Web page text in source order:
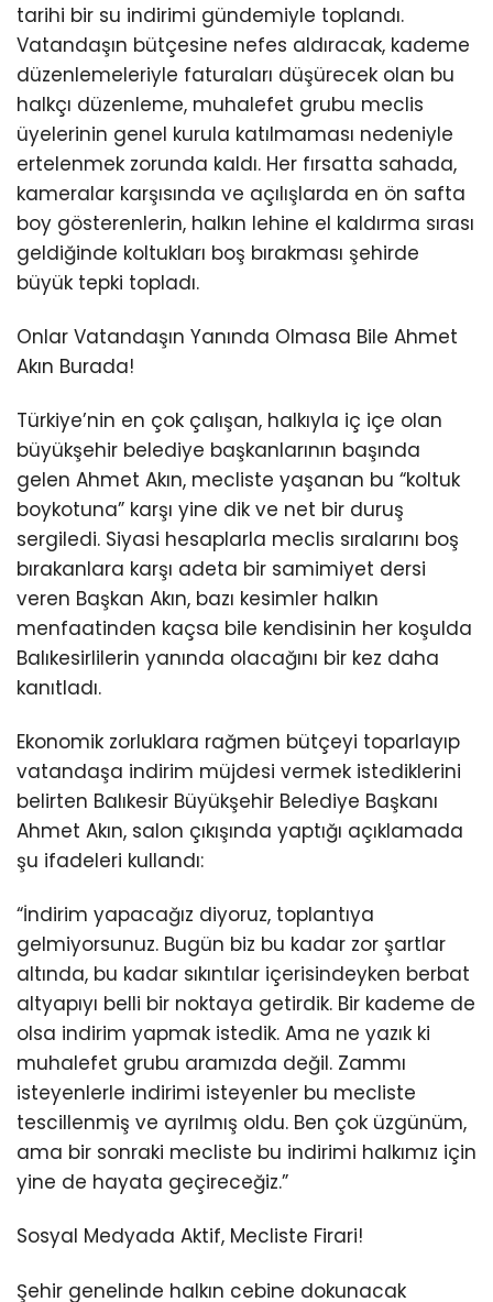
tarihi bir su indirimi gündemiyle toplandı.
Vatandaşın bütçesine nefes aldıracak, kademe
düzenlemeleriyle faturaları düşürecek olan bu
halkçı düzenleme, muhalefet grubu meclis
üyelerinin genel kurula katılmaması nedeniyle
ertelenmek zorunda kaldı. Her fırsatta sahada,
kameralar karşısında ve açılışlarda en ön safta
boy gösterenlerin, halkın lehine el kaldırma sırası
geldiğinde koltukları boş bırakması şehirde
büyük tepki topladı.
Onlar Vatandaşın Yanında Olmasa Bile Ahmet
Akın Burada!
Türkiye’nin en çok çalışan, halkıyla iç içe olan
büyükşehir belediye başkanlarının başında
gelen Ahmet Akın, mecliste yaşanan bu “koltuk
boykotuna” karşı yine dik ve net bir duruş
sergiledi. Siyasi hesaplarla meclis sıralarını boş
bırakanlara karşı adeta bir samimiyet dersi
veren Başkan Akın, bazı kesimler halkın
menfaatinden kaçsa bile kendisinin her koşulda
Balıkesirlilerin yanında olacağını bir kez daha
kanıtladı.
Ekonomik zorluklara rağmen bütçeyi toparlayıp
vatandaşa indirim müjdesi vermek istediklerini
belirten Balıkesir Büyükşehir Belediye Başkanı
Ahmet Akın, salon çıkışında yaptığı açıklamada
şu ifadeleri kullandı:
“İndirim yapacağız diyoruz, toplantıya
gelmiyorsunuz. Bugün biz bu kadar zor şartlar
altında, bu kadar sıkıntılar içerisindeyken berbat
altyapıyı belli bir noktaya getirdik. Bir kademe de
olsa indirim yapmak istedik. Ama ne yazık ki
muhalefet grubu aramızda değil. Zammı
isteyenlerle indirimi isteyenler bu mecliste
tescillenmiş ve ayrılmış oldu. Ben çok üzgünüm,
ama bir sonraki mecliste bu indirimi halkımız için
yine de hayata geçireceğiz.”
Sosyal Medyada Aktif, Mecliste Firari!
Şehir genelinde halkın cebine dokunacak